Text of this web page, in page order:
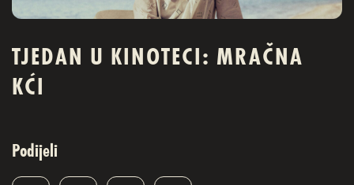
TJEDAN U KINOTECI: MRAČNA
KĆI
Podijeli